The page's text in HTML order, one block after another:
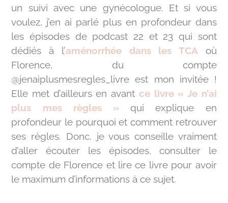
un suivi avec une gynécologue. Et si vous
voulez, j’en ai parlé plus en profondeur dans
les épisodes de podcast 22 et 23 qui sont
dédiés à l’aménorrhée dans les TCA où
Florence, du compte
@jenaiplusmesregles_livre est mon invitée !
Elle met d’ailleurs en avant ce livre « Je n’ai
plus mes règles » qui explique en
profondeur le pourquoi et comment retrouver
ses règles. Donc, je vous conseille vraiment
d’aller écouter les épisodes, consulter le
compte de Florence et lire ce livre pour avoir
le maximum d’informations à ce sujet.